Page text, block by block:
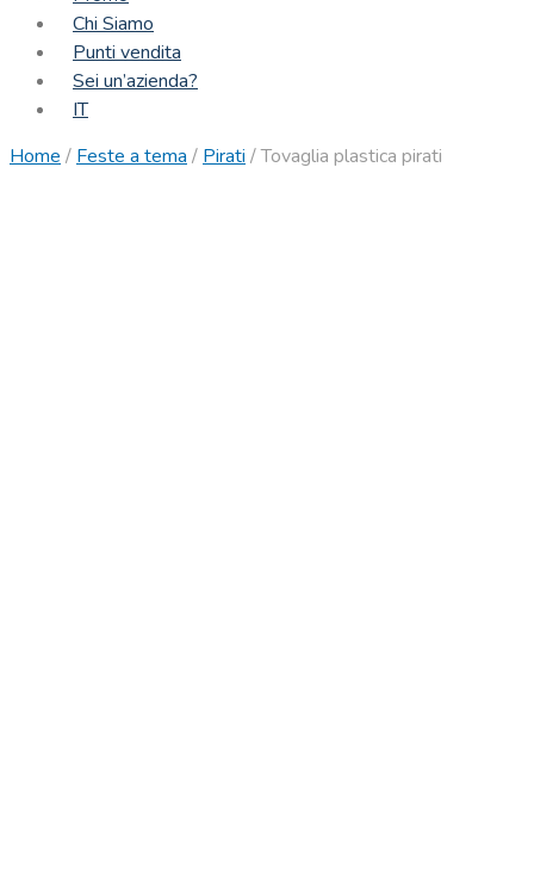
Chi Siamo
Punti vendita
Sei un’azienda?
IT
Home / Feste a tema / Pirati /Tovaglia plastica pirati